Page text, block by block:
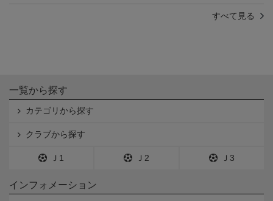
すべて見る
一覧から探す
カテゴリから探す
クラブから探す
Ｊ1 Ｊ2 Ｊ3
インフォメーション